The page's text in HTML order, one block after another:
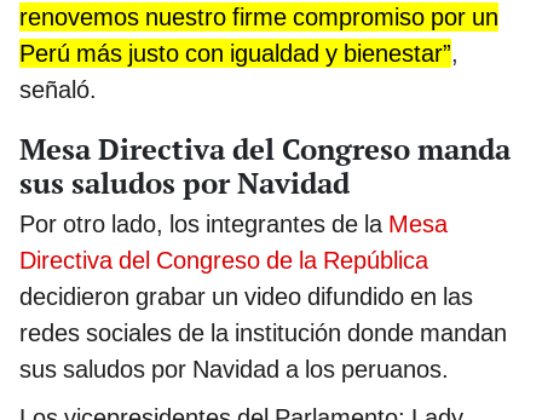
renovemos nuestro firme compromiso por un
Perú más justo con igualdad y bienestar”,
señaló.
Mesa Directiva del Congreso manda
sus saludos por Navidad
Por otro lado, los integrantes de la Mesa
Directiva del Congreso de la República
decidieron grabar un video difundido en las
redes sociales de la institución donde mandan
sus saludos por Navidad a los peruanos.